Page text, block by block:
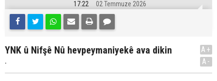
17:22 02 Temmuze 2026
YNK û Nifşê Nû hevpeymaniyekê ava dikin
.
A+
A-